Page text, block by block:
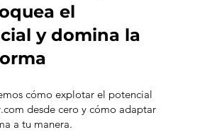
el
y domina la
cómo explotar el potencial
desde cero y cómo adaptar
a tu manera.